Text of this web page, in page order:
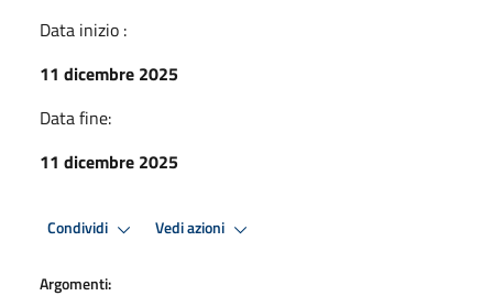
Data inizio :
11 dicembre 2025
Data fine:
11 dicembre 2025
Condividi Vedi azioni
Argomenti: